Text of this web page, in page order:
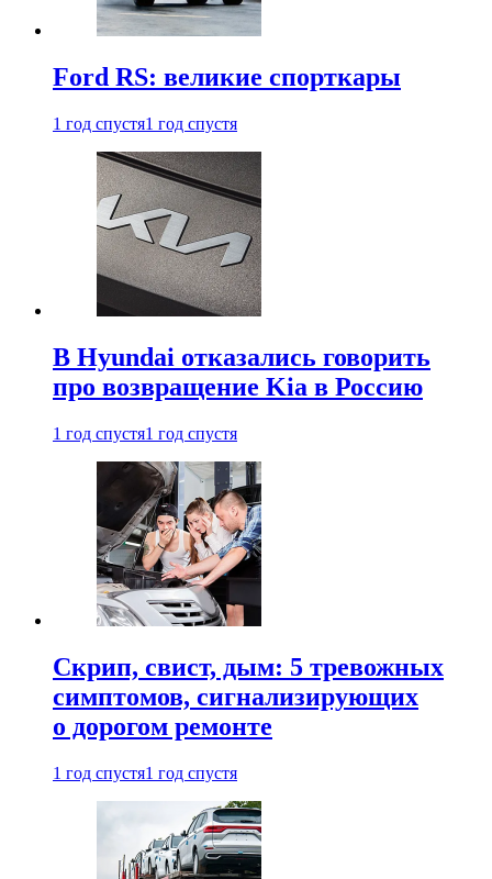
Ford RS: великие спорткары
1 год спустя1 год спустя
В Hyundai отказались говорить
про возвращение Kia в Россию
1 год спустя1 год спустя
Скрип, свист, дым: 5 тревожных
симптомов, сигнализирующих
о дорогом ремонте
1 год спустя1 год спустя